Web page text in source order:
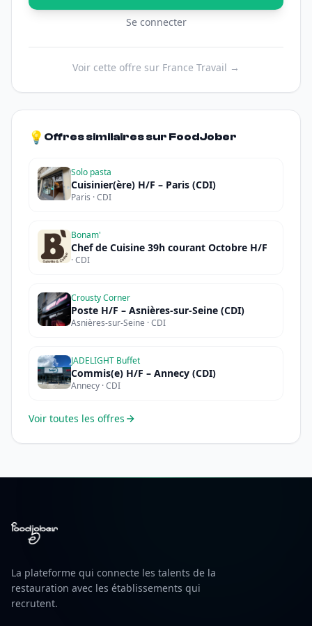
Se connecter
Voir cette offre sur France Travail →
💡 Offres similaires sur FoodJober
Solo pasta
Cuisinier(ère) H/F – Paris (CDI)
Paris · CDI
Bonam'
Chef de Cuisine 39h courant Octobre H/F
· CDI
Crousty Corner
Poste H/F – Asnières-sur-Seine (CDI)
Asnières-sur-Seine · CDI
JADELIGHT Buffet
Commis(e) H/F – Annecy (CDI)
Annecy · CDI
Voir toutes les offres
La plateforme qui connecte les talents de la
restauration avec les établissements qui
recrutent.